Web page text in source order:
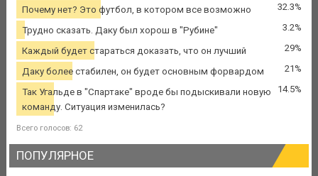
Почему нет? Это футбол, в котором все возможно 32.3%
Трудно сказать. Даку был хорош в "Рубине" 3.2%
Каждый будет стараться доказать, что он лучший 29%
Даку более стабилен, он будет основным форвардом 21%
Так Угальде в "Спартаке" вроде бы подыскивали новую
команду. Ситуация изменилась?
14.5%
Всего голосов: 62
ПОПУЛЯРНОЕ